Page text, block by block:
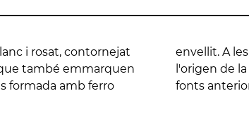
i rosat, contornejat
també emmarquen
formada amb ferro
inscripcions expliquen
la construcció de les
fonts